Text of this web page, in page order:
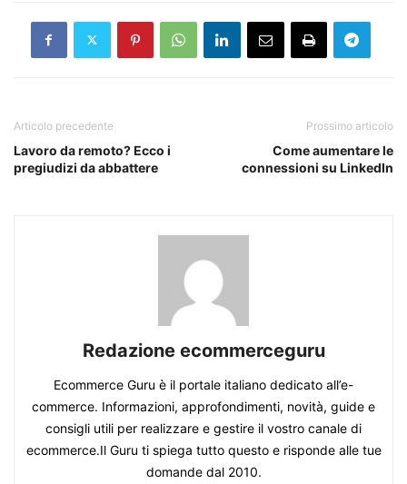
Articolo precedente
Lavoro da remoto? Ecco i
pregiudizi da abbattere
Prossimo articolo
Come aumentare le
connessioni su LinkedIn
Redazione ecommerceguru
Ecommerce Guru è il portale italiano dedicato all’e-
commerce. Informazioni, approfondimenti, novità, guide e
consigli utili per realizzare e gestire il vostro canale di
ecommerce.Il Guru ti spiega tutto questo e risponde alle tue
domande dal 2010.